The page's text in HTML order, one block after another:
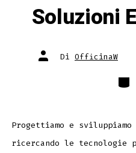
Soluzioni
Autore
articolo
Di OfficinaW
Progettiamo e
ricercando le tecnologie